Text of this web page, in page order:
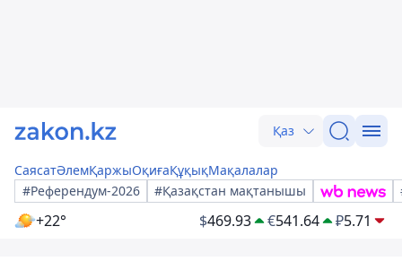
Қаз
СаясатӘлемҚаржыОқиғаҚұқықМақалалар
#Референдум-2026
#Қазақстан мақтанышы
+22° $469.93 €541.64 ₽5.71